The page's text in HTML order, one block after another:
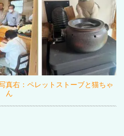
真右：ペレットストーブと猫ちゃ
ん